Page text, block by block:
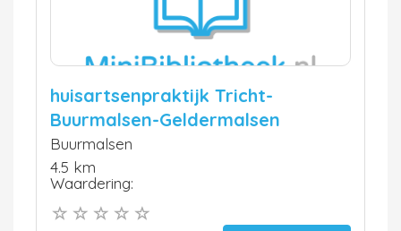
huisartsenpraktijk Tricht-
Buurmalsen-Geldermalsen
Buurmalsen
4.5 km
Waardering: